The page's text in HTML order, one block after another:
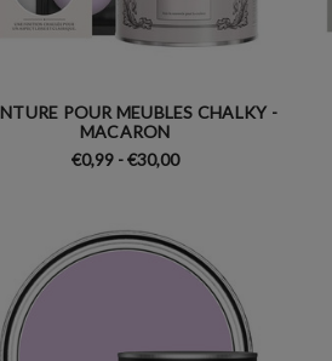
POUR MEUBLES CHALKY -
MACARON
€0,99 - €30,00